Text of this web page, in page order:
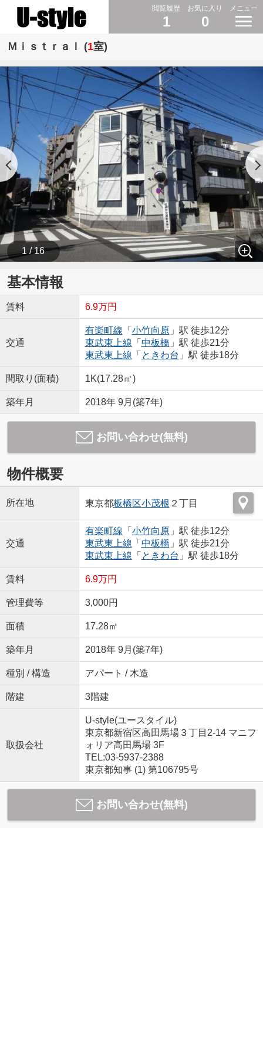
閲覧履歴
1
お気に入り
0
メニュー
Ｍｉｓｔｒａｌ (1室)
1 / 16
基本情報
賃料 6.9万円
交通
有楽町線 「 小竹向原」駅 徒歩12分
東武東上線 「 中板橋 」駅 徒歩21分
東武東上線 「 ときわ台 」駅 徒歩18分
間取り(面積) 1K(17.28㎡)
築年月 2018年 9月(築7年)
お問い合わせ(無料)
物件概要
所在地 東京都板橋区小茂根 ２丁目
交通
有楽町線 「 小竹向原」駅 徒歩12分
東武東上線 「 中板橋 」駅 徒歩21分
東武東上線 「 ときわ台 」駅 徒歩18分
賃料 6.9万円
管理費等 3,000円
面積 17.28㎡
築年月 2018年 9月(築7年)
種別 / 構造 アパート / 木造
階建 3階建
取扱会社
U-style(ユースタイル)
東京都新宿区高田馬場３丁目2-14 マニフ
ォリア高田馬場 3F
TEL:03-5937-2388
東京都知事 (1) 第106795号
お問い合わせ(無料)